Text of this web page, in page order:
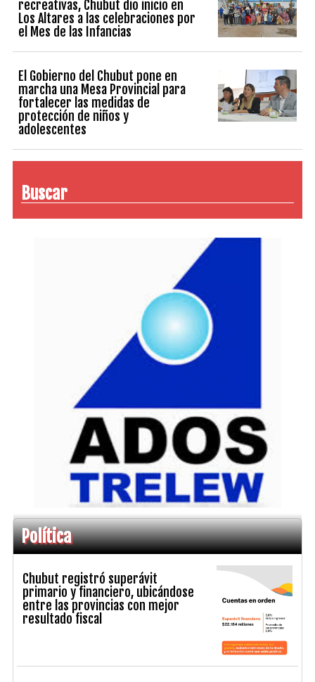
recreativas, Chubut dio inicio en
Los Altares a las celebraciones por
el Mes de las Infancias
El Gobierno del Chubut pone en
marcha una Mesa Provincial para
fortalecer las medidas de
protección de niños y
adolescentes
Buscar
Política
Chubut registró superávit
primario y financiero, ubicándose
entre las provincias con mejor
resultado fiscal